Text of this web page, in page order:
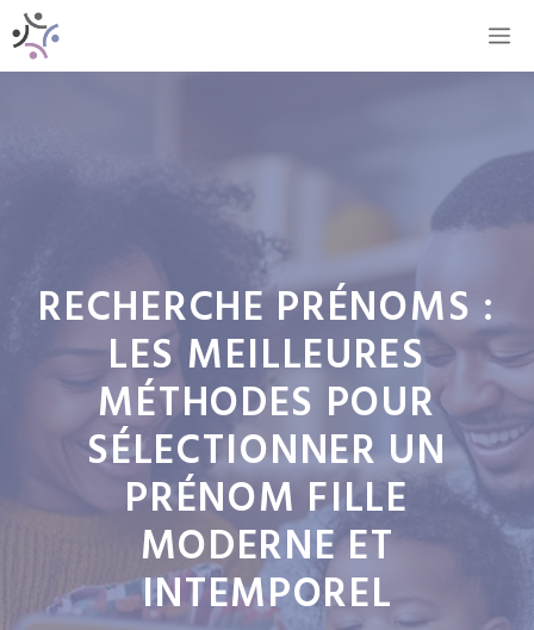
Aller
au
RECHERCHE PRÉNOMS :
LES MEILLEURES
MÉTHODES POUR
SÉLECTIONNER UN
PRÉNOM FILLE
MODERNE ET
INTEMPOREL